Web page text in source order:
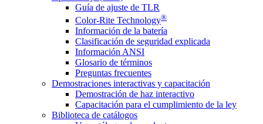
Guía de ajuste de TLR
Color-Rite Technology®
Información de la batería
Clasificación de seguridad explicada
Información ANSI
Glosario de términos
Preguntas frecuentes
Demostraciones interactivas y capacitación
Demostración de haz interactivo
Capacitación para el cumplimiento de la ley
Biblioteca de catálogos